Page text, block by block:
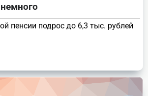
пенсии подрос до 6,3 тыс. рублей